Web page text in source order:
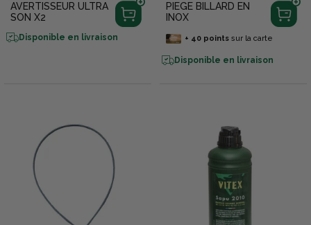
AVERTISSEUR ULTRA
SON X2
Disponible en livraison
PIEGE BILLARD EN
INOX
+ 40pointssur la carte
Disponible en livraison